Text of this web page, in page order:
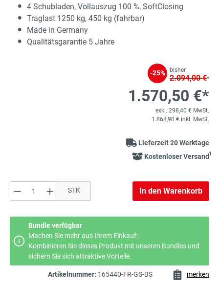
4 Schubladen, Vollauszug 100 %, SoftClosing
Traglast 1250 kg, 450 kg (fahrbar)
Made in Germany
Qualitätsgarantie 5 Jahre
-25% bisher
2.094,00 €*
1.570,50 €*
exkl. 298,40 € MwSt.
1.868,90 € inkl. MwSt.
Lieferzeit 20 Werktage
Kostenloser Versand1
Produkt Anzahl: Gib den gewünschten
STK In den Warenkorb
Bundle verfügbar
Machen Sie mehr aus Ihrem Einkauf:
Kombinieren Sie dieses Produkt mit unseren Bundles und
sichern Sie sich attraktive Vorteile.
Artikelnummer: 165440-FR-GS-BS merken